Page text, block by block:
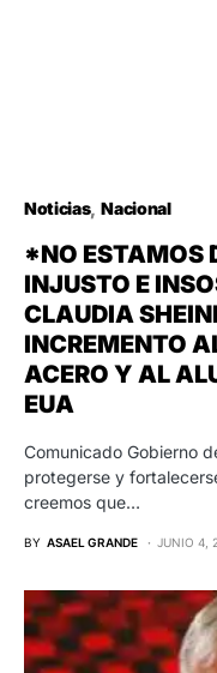
Noticias Nacional
*NO ESTAMOS
INJUSTO E
CLAUDIA
INCREMENTO
ACERO Y AL
EUA
Comunicado Gobierno
protegerse y
creemos que…
BY ASAEL GRANDE JUNIO 4,